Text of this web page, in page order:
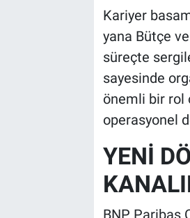
Kariyer
yana Bütçe
süreçte
sayesinde
önemli bir rol
operasyonel
YENİ
BNP Paribas